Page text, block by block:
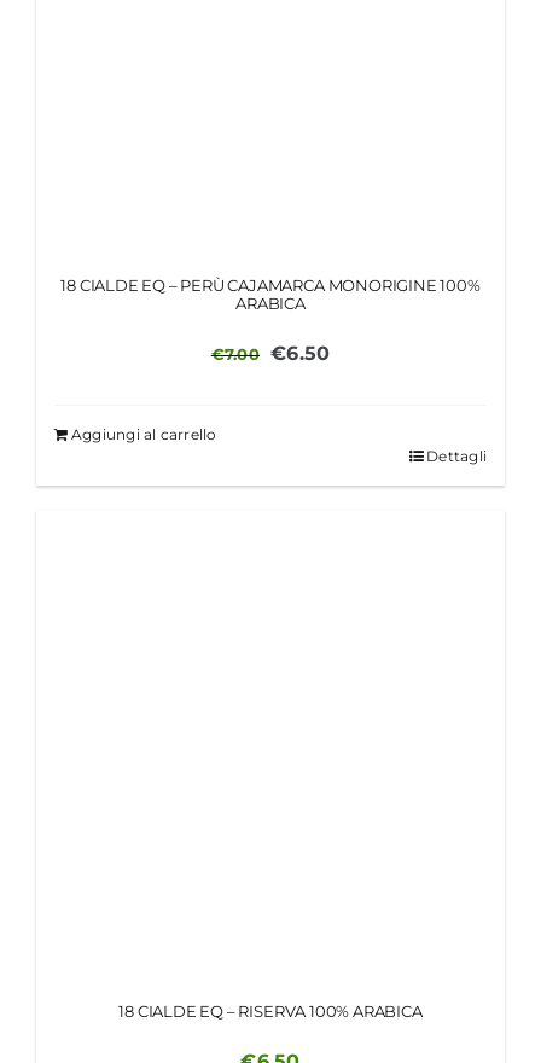
18 CIALDE EQ – PERÙ CAJAMARCA MONORIGINE 100%
ARABICA
€7.00 Il
€7.00.
€6.50Il
€6.50.
Aggiungi al carrello
Dettagli
18 CIALDE EQ – RISERVA 100% ARABICA